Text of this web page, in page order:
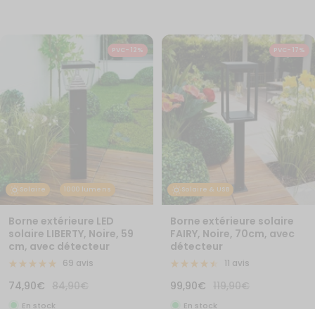
Solaire 1000 lumens
PVC- 12%
Borne extérieure LED
solaire LIBERTY, Noire, 59
cm, avec détecteur
69 avis
Prix
de
74,90€ Prix
normal
84,90€
En stock
Solaire & USB
PVC- 17%
Borne extérieure solaire
FAIRY, Noire, 70cm, avec
détecteur
11 avis
Prix
de
99,90€
Prix
normal
119,90€
En stock